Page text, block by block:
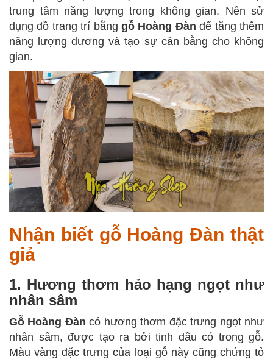
trung tâm năng lượng trong không gian. Nên sử
dụng đồ trang trí bằng gỗ Hoàng Đàn để tăng thêm
năng lượng dương và tạo sự cân bằng cho không
gian.
Nhận biết gỗ Hoàng Đàn thật
giả
1. Hương thơm hảo hạng ngọt như
nhân sâm
Gỗ Hoàng Đàn có hương thơm đặc trưng ngọt như
nhân sâm, được tạo ra bởi tinh dầu có trong gỗ.
Màu vàng đặc trưng của loại gỗ này cũng chứng tỏ